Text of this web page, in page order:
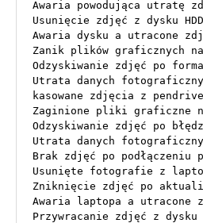
Awaria powodująca utratę
Usunięcie zdjęć z dysku
Awaria dysku a utracone
Zanik plików graficznych na
Odzyskiwanie zdjęć po
Utrata danych
kasowane zdjęcia z
Zaginione pliki graficzne na
Odzyskiwanie zdjęć po
Utrata danych
Brak zdjęć po podłączeniu
Usunięte fotografie z
Zniknięcie zdjęć po
Awaria laptopa a utracone
Przywracanie zdjęć z dysku